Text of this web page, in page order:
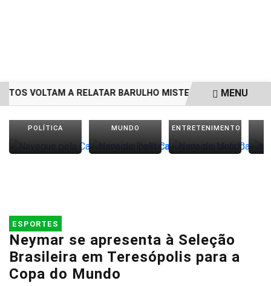
VOLTAM A RELATAR BARULHO MISTERIOSO VINDO DO
MENU
POLÍTICA MUNDO ENTRETENIMENTO
ESPORTES
Neymar se apresenta à Seleção
Brasileira em Teresópolis para a
Copa do Mundo